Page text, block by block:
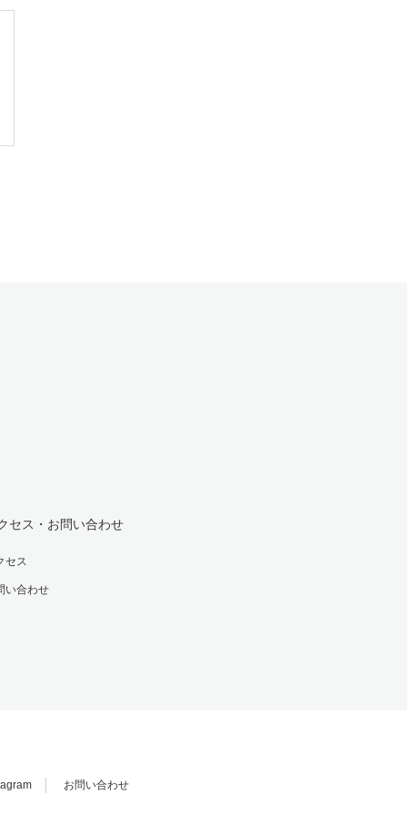
セス・お問い合わせ
セス
い合わせ
お問い合わせ